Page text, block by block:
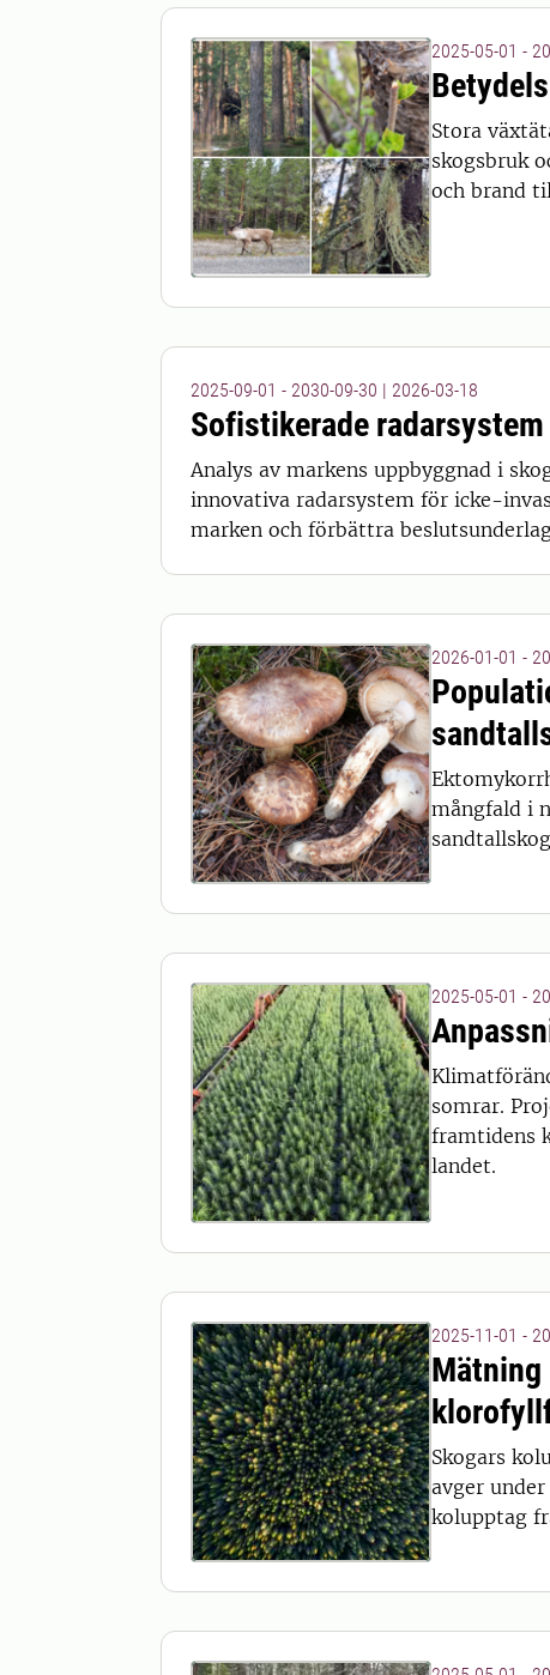
2025-05-01 -
Stora
skogsbruk
och brand
2025-09-01 - 2030-09-30 | 2026-03-18
Sofistikerade
Analys av markens uppbyggnad i
innovativa radarsystem för icke-
marken och förbättra
2026-01-01 -
mångfald i
2025-05-01 -
somrar.
framtidens
landet.
2025-11-01 -
Mätning
Skogars
avger
kolupptag